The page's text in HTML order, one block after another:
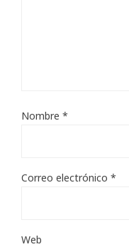
Nombre *
Correo electrónico *
Web